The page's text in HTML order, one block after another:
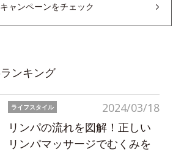
キャンペーンをチェック
ンキング
2024/03/18
ライフスタイル
リンパの流れを図解！正しい
リンパマッサージでむくみを